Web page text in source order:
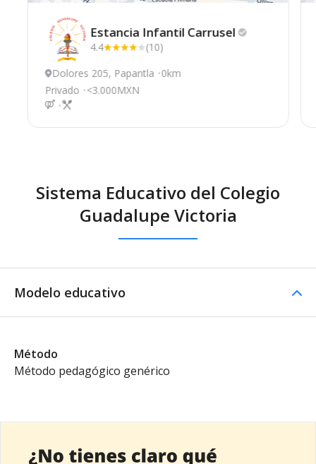
Estancia Infantil Carrusel
4.4
(10)
Dolores 205, Papantla 0km
Privado <3.000MXN
Sistema Educativo del Colegio
Guadalupe Victoria
Modelo educativo
Método
Método pedagógico genérico